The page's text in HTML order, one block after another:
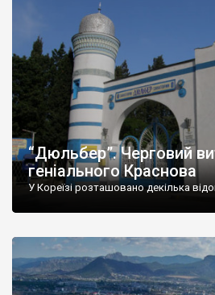
“Дюльбер”. Черговий
геніального Краснова
У Кореїзі розташовано декілька